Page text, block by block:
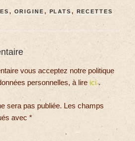
, ORIGINE , PLATS , RECETTES
vous acceptez notre politique
personnelles, à lire ici.
sera pas publiée. Les champs
avec *